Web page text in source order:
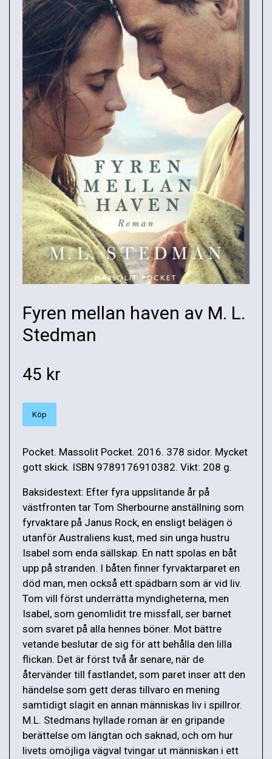
Fyren mellan haven av M. L.
Stedman
45 kr
Köp
Pocket. Massolit Pocket. 2016. 378 sidor. Mycket
gott skick. ISBN 9789176910382. Vikt: 208 g.
Baksidestext: Efter fyra uppslitande år på
västfronten tar Tom Sherbourne anställning som
fyrvaktare på Janus Rock, en ensligt belägen ö
utanför Australiens kust, med sin unga hustru
Isabel som enda sällskap. En natt spolas en båt
upp på stranden. I båten finner fyrvaktarparet en
död man, men också ett spädbarn som är vid liv.
Tom vill först underrätta myndigheterna, men
Isabel, som genomlidit tre missfall, ser barnet
som svaret på alla hennes böner. Mot bättre
vetande beslutar de sig för att behålla den lilla
flickan. Det är först två år senare, när de
återvänder till fastlandet, som paret inser att den
händelse som gett deras tillvaro en mening
samtidigt slagit en annan människas liv i spillror.
M.L. Stedmans hyllade roman är en gripande
berättelse om längtan och saknad, och om hur
livets omöjliga vägval tvingar ut människan i ett